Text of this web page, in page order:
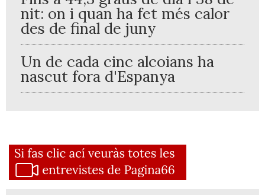
nit: on i quan ha fet més calor
des de final de juny
Un de cada cinc alcoians ha
nascut fora d'Espanya